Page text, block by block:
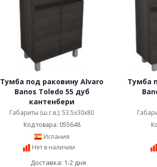
Тумба под раковину Alvaro
Banos Toledo 55 дуб
кантенбери
Габариты (ш.г.в.): 53.5x30x80
Код товара: 055648
Испания
Нет в наличии
Доставка: 1-2 дня
Тумба